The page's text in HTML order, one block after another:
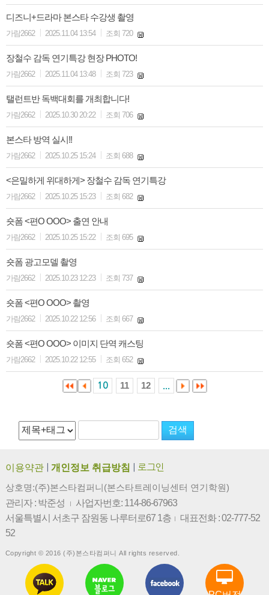
디즈니+드라마 본스타 수강생 촬영
가람2662 2025.11.04 13:54 조회 720
장철수 감독 연기특강 현장 PHOTO!
가람2662 2025.11.04 13:48 조회 723
탤런트반 독백대회를 개최합니다!
가람2662 2025.10.30 20:22 조회 706
본스타 방역 실시!!
가람2662 2025.10.25 15:24 조회 688
<은밀하게 위대하게> 장철수 감독 연기특강
가람2662 2025.10.25 15:23 조회 682
숏폼 <편O OOO> 출연 안내
가람2662 2025.10.25 15:22 조회 695
숏폼 광고모델 촬영
가람2662 2025.10.23 12:23 조회 737
숏폼 <편O OOO> 촬영
가람2662 2025.10.22 12:56 조회 667
숏폼 <편O OOO> 이미지 단역 캐스팅
가람2662 2025.10.22 12:55 조회 652
10 11 12
이용약관 개인정보 취급방침 로그인
상호명:(주)본스타컴퍼니(본스타트레이닝센터 연기학원)
관리자 : 박준성 |
사업자번호: 114-86-67963
서울특별시 서초구 잠원동 나루터로67 1층
|
대표전화 : 02-777-52
52
Copyright © 2016 (주)본스타컴퍼니 All rights reserved.